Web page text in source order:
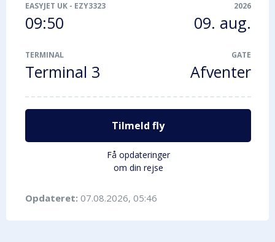
EASYJET UK - EZY3323
09:50
2026
09. aug.
TERMINAL
Terminal 3
GATE
Afventer
Tilmeld fly
Få opdateringer
om din rejse
Opdateret: 07.08.2026, 05:46